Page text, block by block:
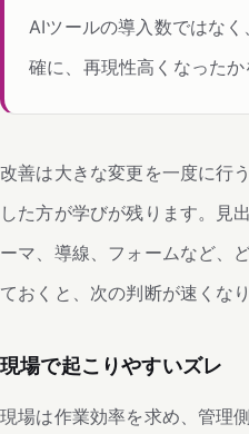
AIツールの導入数ではな
確に、再現性高くなったか
改善は大きな変更を一度に行
した方が学びが残ります。見
ーマ、導線、フォームなど、
ておくと、次の判断が速くなり
現場で起こりやすいズレ
現場は作業効率を求め、管理